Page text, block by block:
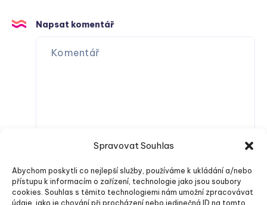
Spravovat Souhlas
Abychom poskytli co nejlepší služby, používáme k ukládání a/nebo
přístupu k informacím o zařízení, technologie jako jsou soubory
cookies. Souhlas s těmito technologiemi nám umožní zpracovávat
údaje, jako je chování při procházení nebo jedinečná ID na tomto
Napsat komentář